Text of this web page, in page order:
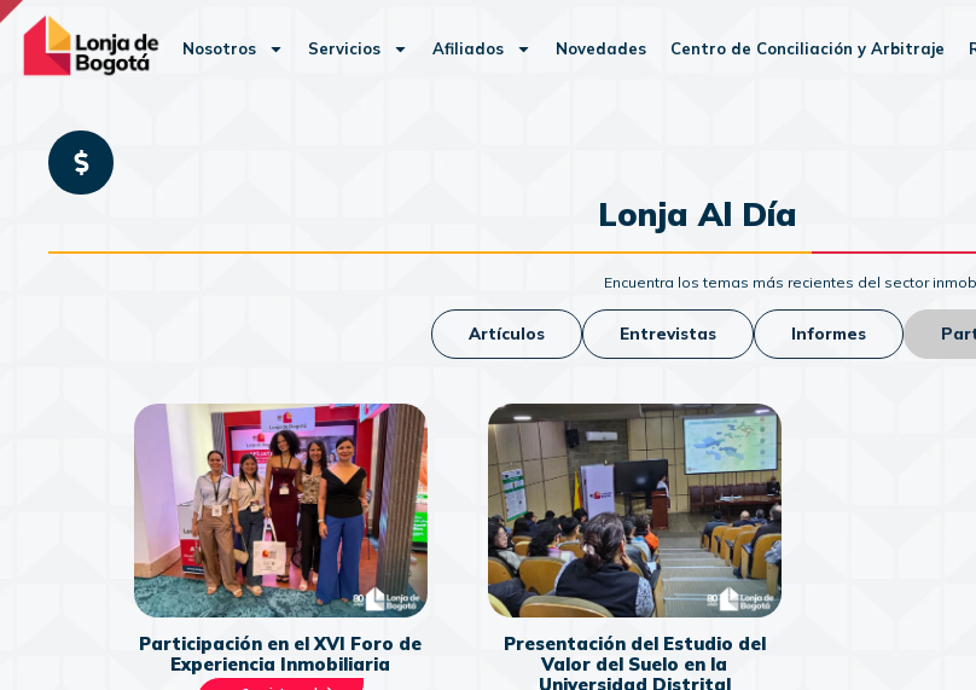
Nosotros Servicios Afiliados Novedades Centro de Conciliación y Arbitraje
Lonja Al Día
Encuentra los temas más recientes del sector
Artículos Entrevistas Informes
Participación en el XVI Foro de
Experiencia Inmobiliaria
Presentación del Estudio del
Valor del Suelo en la
Universidad Distrital